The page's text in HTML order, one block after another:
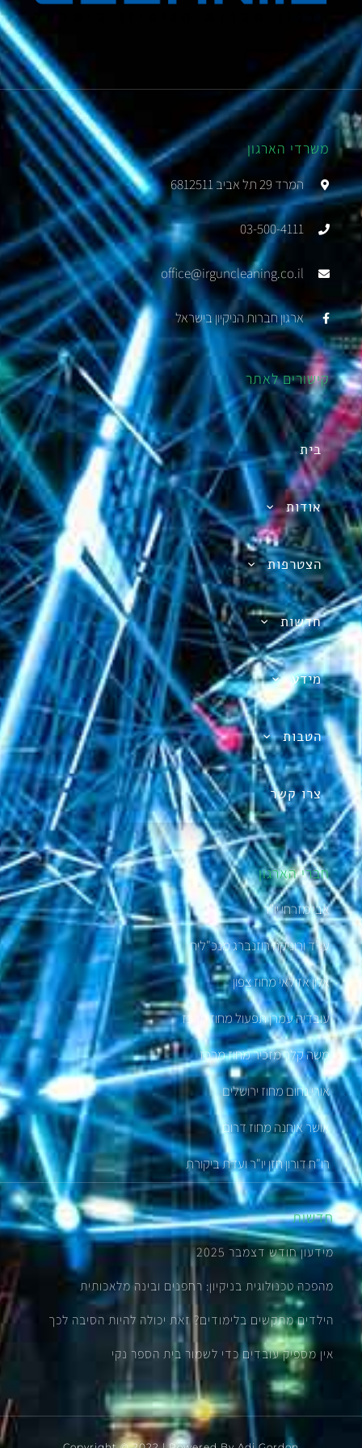
משרדי הארגון
המרד 29 תל אביב 6812511
03-500-4111
office@irguncleaning.co.il
ארגון חברות הניקיון בישראל
קישורים לאתר
בית
אודות
הצטרפות
חדשות
מידע
הטבות
צרו קשר
חברי הארגון
אבי מזרחי יו"ר
עו”ד ורוניקה רוזנברג מנכ"לית
אלון אזולאי מחוז צפון
עובדיה עמרן תפעול מחוז מרכז
משה קלר מזכיר מחוז מרכז
אורי נחום מחוז ירושלים
אושר אוחנה מחוז דרום
רו"ח דורון חזן יו"ר ועדת ביקורת
חדשות
מידעון חודש דצמבר 2025
מהפכה טכנולוגית בניקיון: רחפנים ובינה מלאכותית
הילדים מתקשים בלימודים? זאת יכולה להיות הסיבה לכך
אין מספיק עובדים כדי לשמור בית הספר נקי